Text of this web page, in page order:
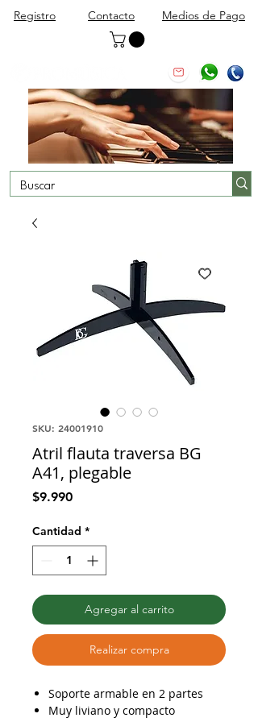
Registro Contacto Medios de Pago
SKU: 24001910
Atril flauta traversa BG
A41, plegable
$9.990Precio
Cantidad *
Agregar al carrito
Realizar compra
Soporte armable en 2 partes
Muy liviano y compacto